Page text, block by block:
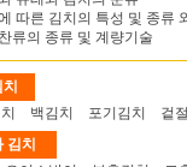
따른 김치의 특성 및 종류
류의 종류 및 계량기술
치 백김치 포기김치 겉
김치